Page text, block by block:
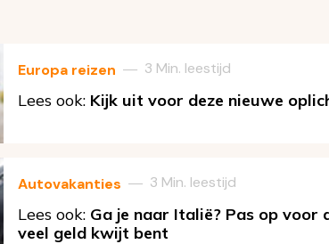
Europa reizen — 3 Min. leestijd
Lees ook: Kijk uit voor deze nieuwe
Autovakanties — 3 Min. leestijd
Lees ook: Ga je naar Italië? Pas op voor
veel geld kwijt bent